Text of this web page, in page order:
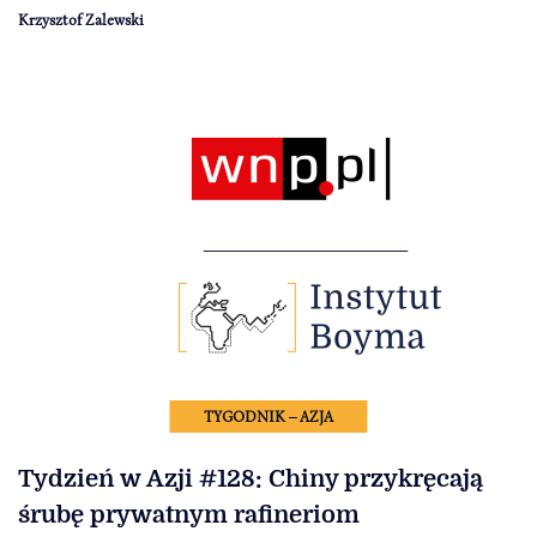
Krzysztof Zalewski
TYGODNIK – AZJA
Tydzień w Azji #128: Chiny przykręcają
śrubę prywatnym rafineriom